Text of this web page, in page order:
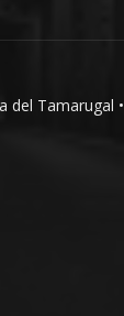
Tamarugal